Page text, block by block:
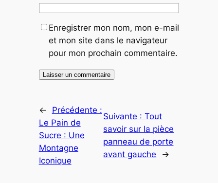
Enregistrer mon nom, mon e-mail
et mon site dans le navigateur
pour mon prochain commentaire.
←
Précédente :
Le Pain de
Sucre : Une
Montagne
Iconique
Suivante :Tout
savoir sur la pièce
panneau de porte
avant gauche
→